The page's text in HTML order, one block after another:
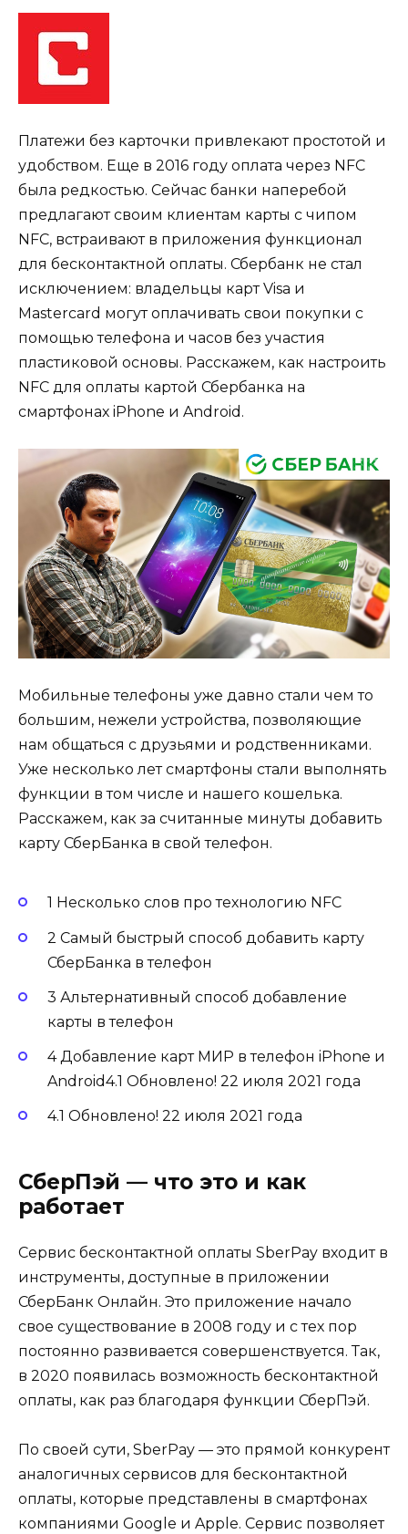
Платежи без карточки привлекают простотой и
удобством. Еще в 2016 году оплата через NFC
была редкостью. Сейчас банки наперебой
предлагают своим клиентам карты с чипом
NFC, встраивают в приложения функционал
для бесконтактной оплаты. Сбербанк не стал
исключением: владельцы карт Visa и
Mastercard могут оплачивать свои покупки с
помощью телефона и часов без участия
пластиковой основы. Расскажем, как настроить
NFC для оплаты картой Сбербанка на
смартфонах iPhone и Android.
Мобильные телефоны уже давно стали чем то
большим, нежели устройства, позволяющие
нам общаться с друзьями и родственниками.
Уже несколько лет смартфоны стали выполнять
функции в том числе и нашего кошелька.
Расскажем, как за считанные минуты добавить
карту СберБанка в свой телефон.
1 Несколько слов про технологию NFC
2 Самый быстрый способ добавить карту
СберБанка в телефон
3 Альтернативный способ добавление
карты в телефон
4 Добавление карт МИР в телефон iPhone и
Android4.1 Обновлено! 22 июля 2021 года
4.1 Обновлено! 22 июля 2021 года
СберПэй — что это и как
работает
Сервис бесконтактной оплаты SberPay входит в
инструменты, доступные в приложении
СберБанк Онлайн. Это приложение начало
свое существование в 2008 году и с тех пор
постоянно развивается совершенствуется. Так,
в 2020 появилась возможность бесконтактной
оплаты, как раз благодаря функции СберПэй.
По своей сути, SberPay — это прямой конкурент
аналогичных сервисов для бесконтактной
оплаты, которые представлены в смартфонах
компаниями Google и Apple. Сервис позволяет